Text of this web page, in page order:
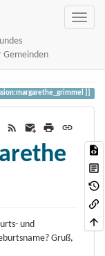
Gemeinden
und
Gruß,